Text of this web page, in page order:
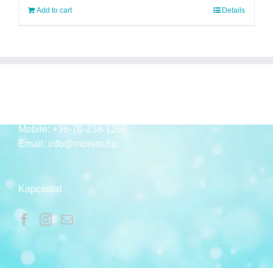
Add to cart Details
Mobile: +36-70-238-1268
Email: info@moniro.hu
Kapcsolat